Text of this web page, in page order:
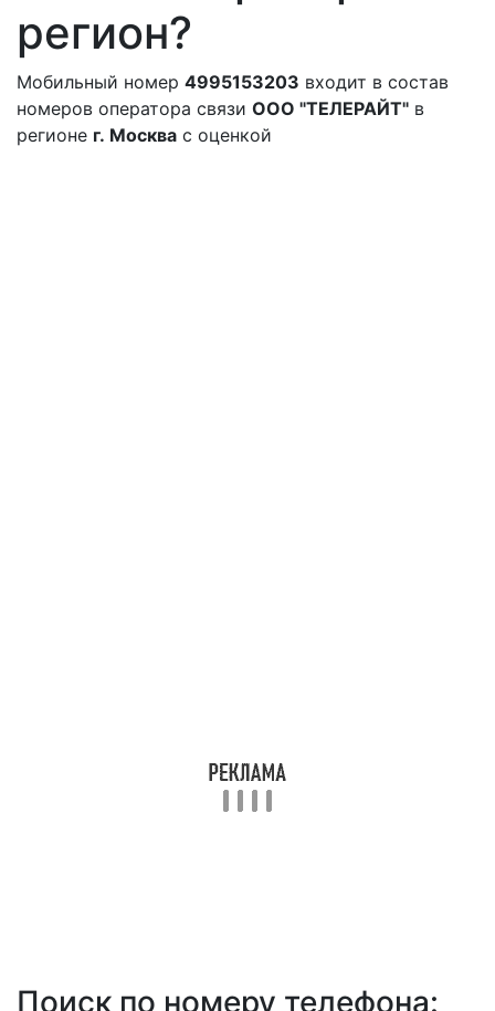
регион?
Мобильный номер 4995153203 входит в состав
номеров оператора связи ООО "ТЕЛЕРАЙТ" в
регионе г. Москва с оценкой
Поиск по номеру телефона: